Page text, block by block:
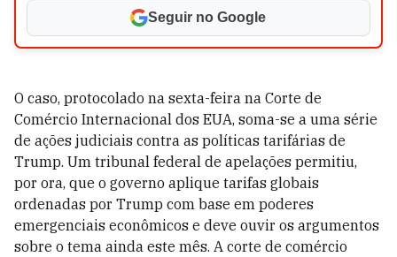
Seguir no Google
O caso, protocolado na sexta-feira na Corte de
Comércio Internacional dos EUA, soma-se a uma série
de ações judiciais contra as políticas tarifárias de
Trump. Um tribunal federal de apelações permitiu,
por ora, que o governo aplique tarifas globais
ordenadas por Trump com base em poderes
emergenciais econômicos e deve ouvir os argumentos
sobre o tema ainda este mês. A corte de comércio